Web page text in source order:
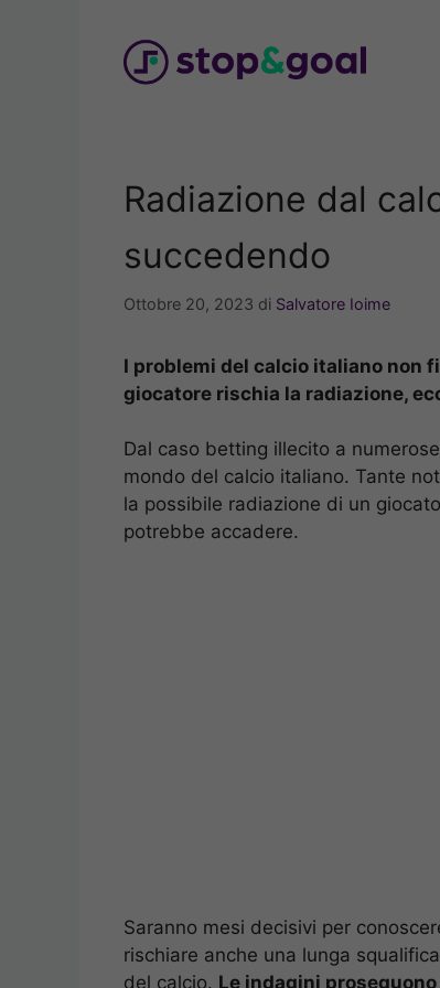
Radiazione dal
succedendo
Ottobre 20, 2023 di Salvatore Ioime
I problemi del calcio italiano non
giocatore rischia la radiazione,
Dal caso betting illecito a
mondo del calcio italiano. Tante
la possibile radiazione di un
potrebbe accadere.
Saranno mesi decisivi per
rischiare anche una lunga
del calcio. Le indagini